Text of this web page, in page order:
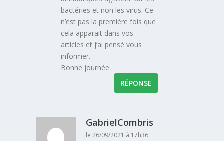
bactéries et non les virus. Ce
n’est pas la première fois que
cela apparait dans vos
articles et j’ai pensé vous
informer.
Bonne journée
RÉPONSE
GabrielCombris
le 26/09/2021 à 17h36